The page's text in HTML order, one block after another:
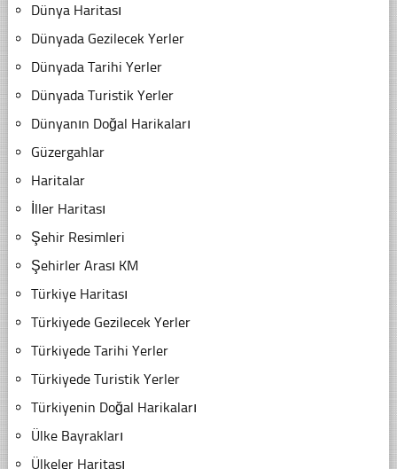
Dünya Haritası
Dünyada Gezilecek Yerler
Dünyada Tarihi Yerler
Dünyada Turistik Yerler
Dünyanın Doğal Harikaları
Güzergahlar
Haritalar
İller Haritası
Şehir Resimleri
Şehirler Arası KM
Türkiye Haritası
Türkiyede Gezilecek Yerler
Türkiyede Tarihi Yerler
Türkiyede Turistik Yerler
Türkiyenin Doğal Harikaları
Ülke Bayrakları
Ülkeler Haritası